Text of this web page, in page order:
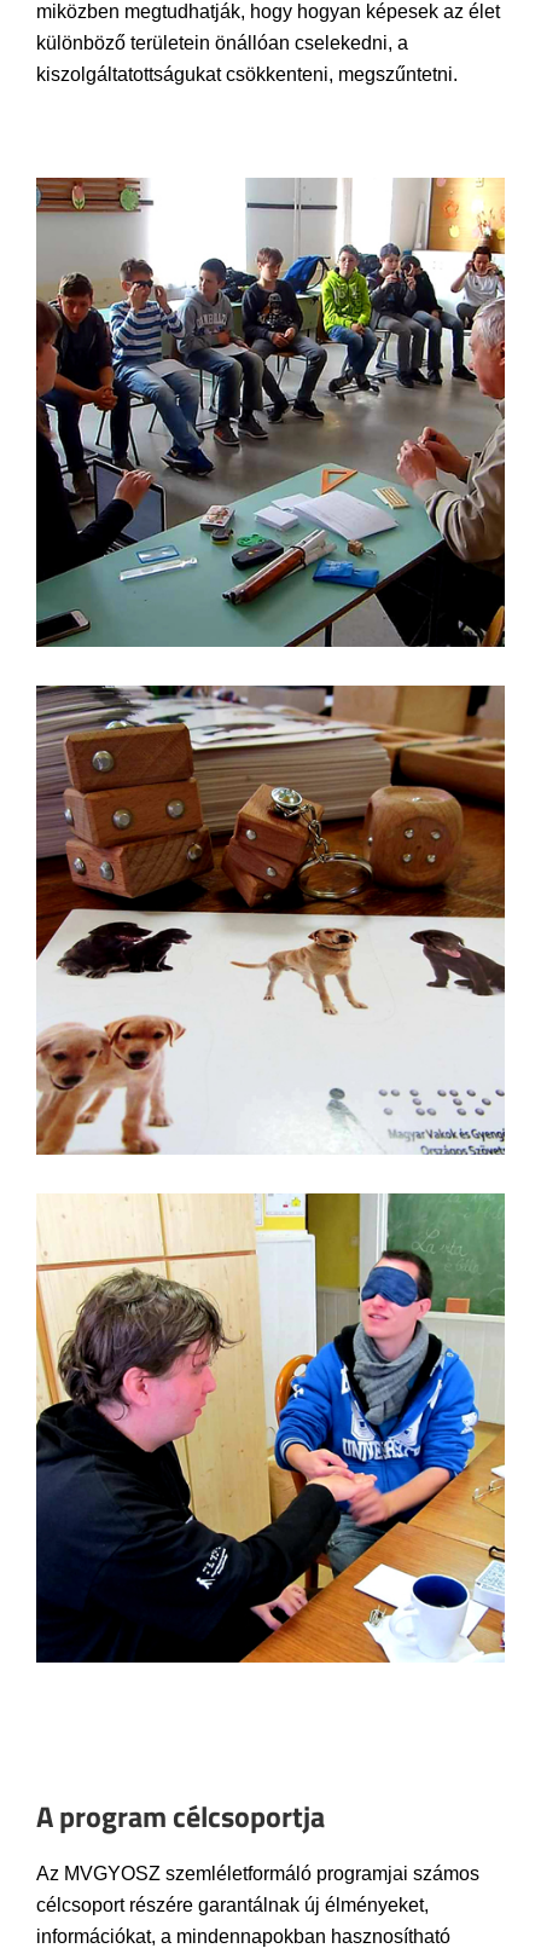
miközben megtudhatják, hogy hogyan képesek az élet
különböző területein önállóan cselekedni, a
kiszolgáltatottságukat csökkenteni, megszűntetni.
A program célcsoportja
Az MVGYOSZ szemléletformáló programjai számos
célcsoport részére garantálnak új élményeket,
információkat, a mindennapokban hasznosítható